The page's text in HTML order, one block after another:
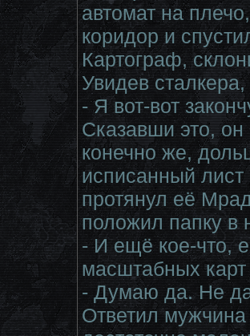
автомат на
коридор и
Картограф,
Увидев
- Я вот-вот
Сказавши это, он
конечно же,
исписанный лист
протянул её
положил папку в
- И ещё кое-что,
масштабных
- Думаю да. Не
Ответил